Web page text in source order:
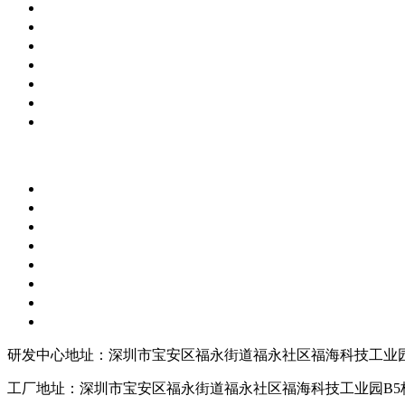
研发中心地址：深圳市宝安区福永街道福永社区福海科技工业
工厂地址：深圳市宝安区福永街道福永社区福海科技工业园B5